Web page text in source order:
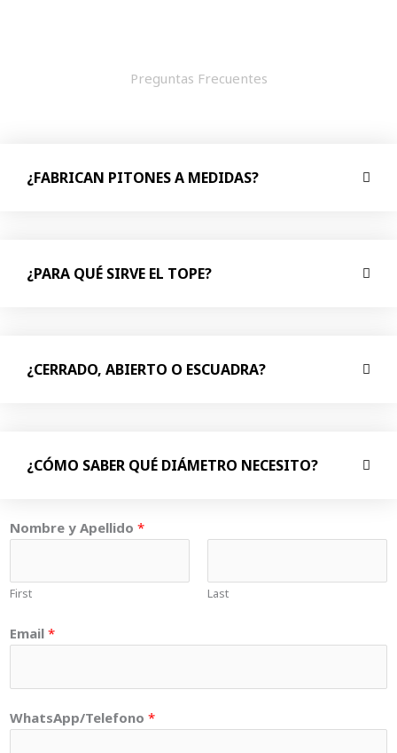
Preguntas Frecuentes
¿FABRICAN PITONES A MEDIDAS?
¿PARA QUÉ SIRVE EL TOPE?
¿CERRADO, ABIERTO O ESCUADRA?
¿CÓMO SABER QUÉ DIÁMETRO NECESITO?
Nombre y Apellido *
First Last
Email *
C
WhatsApp/Telefono *